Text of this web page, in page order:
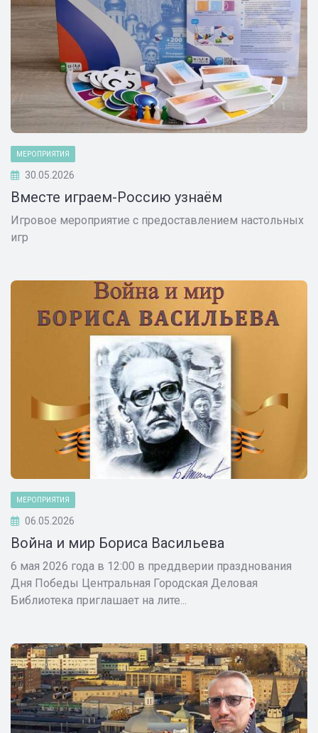
МЕРОПРИЯТИЯ
30.05.2026
Вместе играем-Россию узнаём
Игровое мероприятие с предоставлением настольных
игр
МЕРОПРИЯТИЯ
06.05.2026
Война и мир Бориса Васильева
6 мая 2026 года в 12:00 в преддверии празднования
Дня Победы Центральная Городская Деловая
Библиотека приглашает на лите...